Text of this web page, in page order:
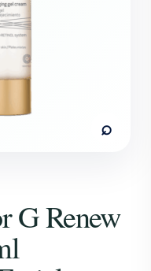
⌕
G Renew